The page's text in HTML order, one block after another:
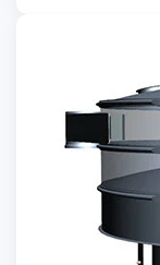
Offerte